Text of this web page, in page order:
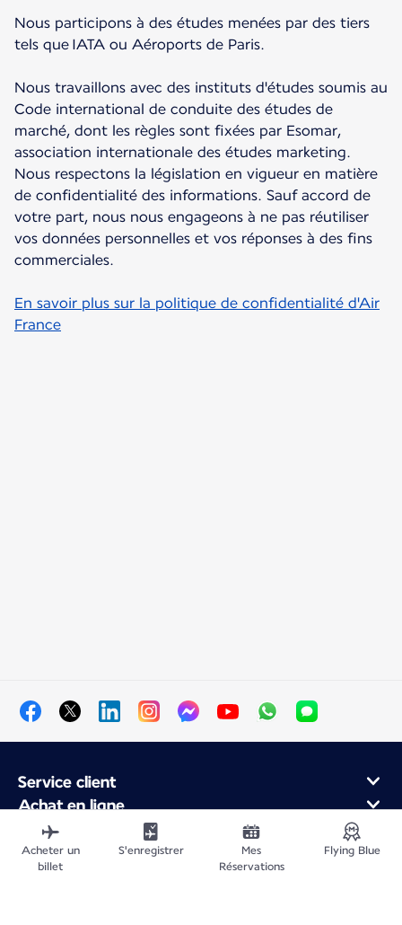
Nous participons à des études menées par des tiers
tels que IATA ou Aéroports de Paris.
Nous travaillons avec des instituts d'études soumis au
Code international de conduite des études de
marché, dont les règles sont fixées par Esomar,
association internationale des études marketing.
Nous respectons la législation en vigueur en matière
de confidentialité des informations. Sauf accord de
votre part, nous nous engageons à ne pas réutiliser
vos données personnelles et vos réponses à des fins
commerciales.
En savoir plus sur la politique de confidentialité d'Air
France
Service client
Achat en ligne
Programme de fidélité et partenaires
À propos d'Air France
Application Mobile Air France
Acheter un
billet
S'enregistrer
Mes
Réservations
Flying Blue